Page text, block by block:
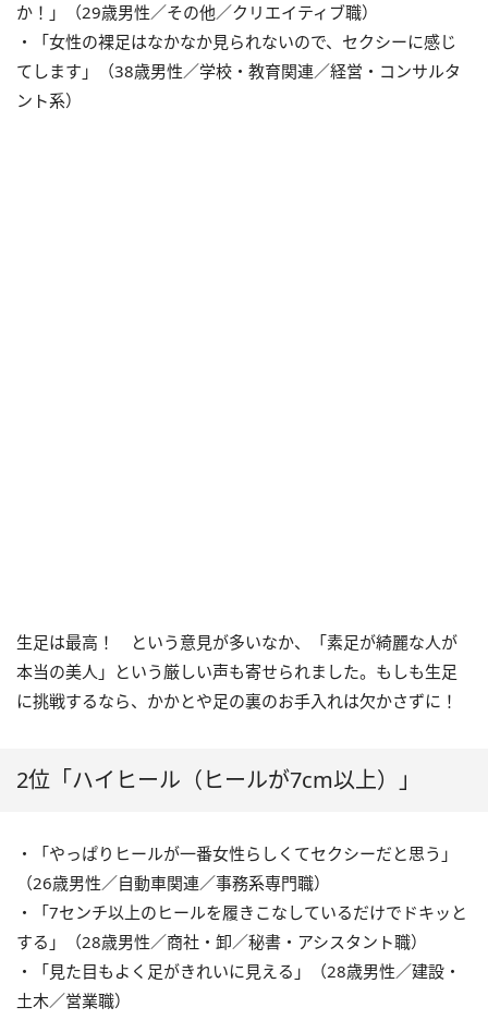
か！」（29歳男性／その他／クリエイティブ職）
・「女性の裸足はなかなか見られないので、セクシーに感じ
てします」（38歳男性／学校・教育関連／経営・コンサルタ
ント系）
生足は最高！ という意見が多いなか、「素足が綺麗な人が
本当の美人」という厳しい声も寄せられました。もしも生足
に挑戦するなら、かかとや足の裏のお手入れは欠かさずに！
2位「ハイヒール（ヒールが7cm以上）」
・「やっぱりヒールが一番女性らしくてセクシーだと思う」
（26歳男性／自動車関連／事務系専門職）
・「7センチ以上のヒールを履きこなしているだけでドキッと
する」（28歳男性／商社・卸／秘書・アシスタント職）
・「見た目もよく足がきれいに見える」（28歳男性／建設・
土木／営業職）